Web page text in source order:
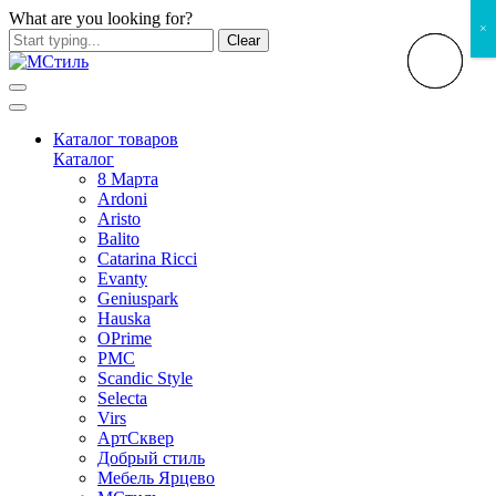
What are you looking for?
Clear
Каталог товаров
Каталог
8 Марта
Ardoni
Aristo
Balito
Catarina Ricci
Evanty
Geniuspark
Hauska
OPrime
PMC
Scandic Style
Selecta
Virs
АртСквер
Добрый стиль
Мебель Ярцево
×